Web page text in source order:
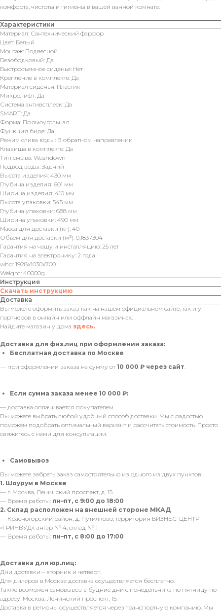
комфорта, чистоты и гигиены в вашей ванной комнате.
Характеристики
Материал: Сантехнический фарфор
Цвет: Белый
Монтаж: Подвесной
Безободковый: Да
Быстросъемное сиденье: Нет
Крепление в комплекте: Да
Материал сиденья: Пластик
Микролифт: Да
Система антивсплеск: Да
SMART: Да
Форма: Прямоугольная
Функция биде: Да
Режим слива воды: В обратном направлении
Клавиша в комплекте: Да
Тип смыва: Washdown
Подвод воды: Задний
Высота изделия: 430 мм
Глубина изделия: 601 мм
Ширина изделия: 410 мм
Высота упаковки: 545 мм
Глубина упаковки: 688 мм
Ширина упаковки: 490 мм
Масса для доставки (кг): 40
Объем для доставки (м³): 0,1837304
Гарантия на чашу и инсталляцию: 25 лет
Гарантия на электронику: 2 года
whd: 1928x1030x700
Weight: 40000g
Инструкция
Скачать инструкцию
Доставка
Вы можете оформить заказ как на нашем официальном сайте, так и у
партнеров в онлайн или оффлайн магазинах.
Найдите магазин у дома здесь.
Доставка для физ.лиц при оформлении заказа:
Бесплатная доставка по Москве
— при оформлении заказа на сумму от 10 000 ₽ через сайт.
Если сумма заказа менее 10 000 ₽:
— доставка оплачивается покупателем.
Вы можете выбрать любой удобный способ доставки. Мы с радостью
поможем подобрать оптимальный вариант и рассчитать стоимость. Просто
свяжитесь с нами для консультации.
Самовывоз
Вы можете забрать заказ самостоятельно из одного из двух пунктов:
1. Шоурум в Москве
— г. Москва, Ленинский проспект, д. 15
— Время работы: пн–пт, с 9:00 до 18:00
2. Склад расположен на внешней стороне МКАД
— Красногорский район, д. Путилково, территория БИЗНЕС-ЦЕНТР
«ГРИНВУД», ангар № 4, склад № 1
— Время работы: пн–пт, с 8:00 до 17:00
Доставка для юр.лиц:
Дни доставки – вторник и четверг.
Для дилеров в Москве доставка осуществляется бесплатно.
Также возможен самовывоз в будние дни с понедельника по пятницу по
адресу: Москва, Ленинский проспект, 15.
Доставка в регионы осуществляется через транспортную компанию. Мы